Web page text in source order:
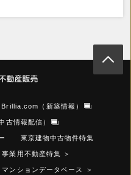
Brillia.com（新築情報）
古情報配信）
東京建物中古物件特集
事業用不動産特集 ＞
マンションデータベース ＞